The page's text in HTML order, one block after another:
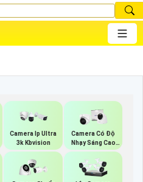
Camera Ip Ultra
3k Kbvision
Camera Có Độ
Nhạy Sáng Cao
Kbvision